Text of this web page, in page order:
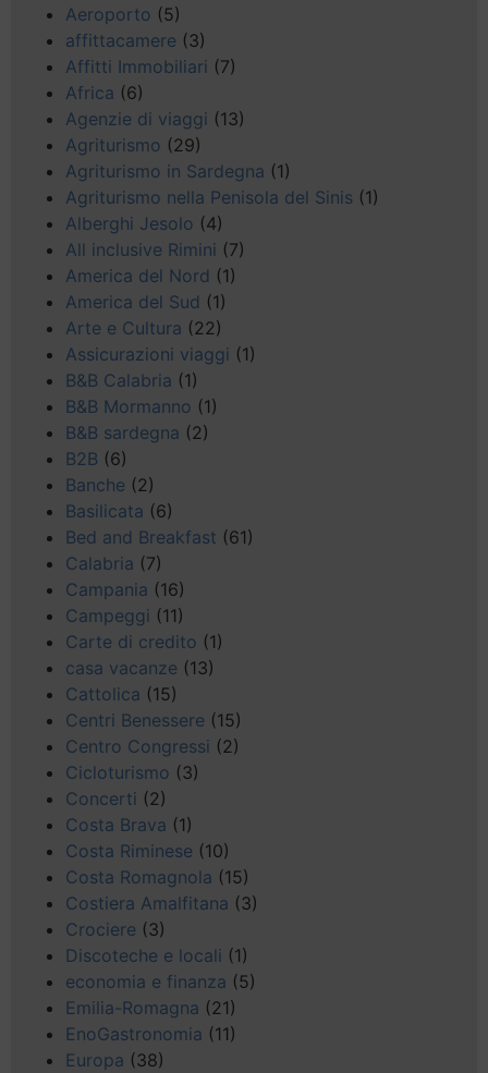
Aeroporto (5)
affittacamere (3)
Affitti Immobiliari (7)
Africa (6)
Agenzie di viaggi (13)
Agriturismo (29)
Agriturismo in Sardegna (1)
Agriturismo nella Penisola del Sinis (1)
Alberghi Jesolo (4)
All inclusive Rimini (7)
America del Nord (1)
America del Sud (1)
Arte e Cultura (22)
Assicurazioni viaggi (1)
B&B Calabria (1)
B&B Mormanno (1)
B&B sardegna (2)
B2B (6)
Banche (2)
Basilicata (6)
Bed and Breakfast (61)
Calabria (7)
Campania (16)
Campeggi (11)
Carte di credito (1)
casa vacanze (13)
Cattolica (15)
Centri Benessere (15)
Centro Congressi (2)
Cicloturismo (3)
Concerti (2)
Costa Brava (1)
Costa Riminese (10)
Costa Romagnola (15)
Costiera Amalfitana (3)
Crociere (3)
Discoteche e locali (1)
economia e finanza (5)
Emilia-Romagna (21)
EnoGastronomia (11)
Europa (38)